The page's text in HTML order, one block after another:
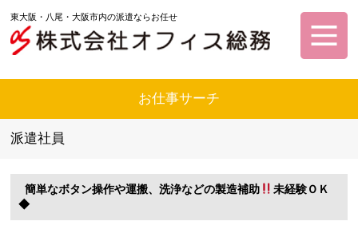
東大阪・八尾・大阪市内の派遣ならお任せ
お仕事サーチ
派遣社員
簡単なボタン操作や運搬、洗浄などの製造補助
未経験ＯＫ
◆